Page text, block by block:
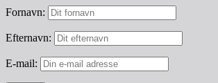
Fornavn:
Efternavn:
E-mail: